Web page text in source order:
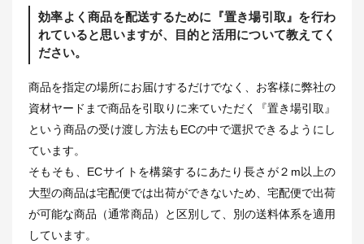
効率よく商品を配送するために『置き場引取』を行わ
れていると思いますが、目的と活用について教えてく
ださい。
商品を指定の場所にお届けするだけでなく、お客様に弊社の
資材ヤードまで商品を引取りに来ていただく『置き場引取』
という商品の受け渡し方法もECの中で選択できるようにし
ています。
そもそも、ECサイトを構築するにあたり長さが２m以上の
大型の商品は宅配便では出荷ができないため、宅配便で出荷
が可能な商品（通常商品）と区別して、別の送料体系を適用
しています。